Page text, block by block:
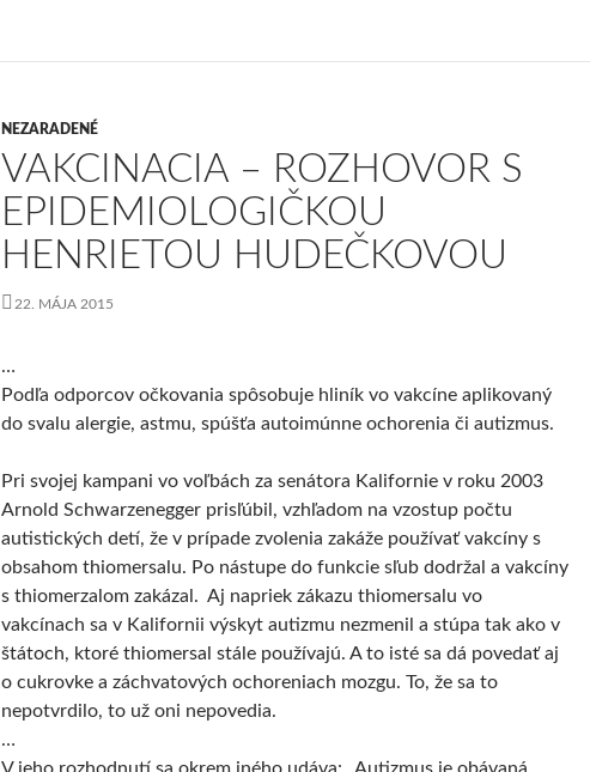
NEZARADENÉ
VAKCINACIA – ROZHOVOR S
EPIDEMIOLOGIČKOU
HENRIETOU HUDEČKOVOU
22. MÁJA 2015
…
Podľa odporcov očkovania spôsobuje hliník vo vakcíne aplikovaný
do svalu alergie, astmu, spúšťa autoimúnne ochorenia či autizmus.
Pri svojej kampani vo voľbách za senátora Kalifornie v roku 2003
Arnold Schwarzenegger prisľúbil, vzhľadom na vzostup počtu
autistických detí, že v prípade zvolenia zakáže používať vakcíny s
obsahom thiomersalu. Po nástupe do funkcie sľub dodržal a vakcíny
s thiomerzalom zakázal. Aj napriek zákazu thiomersalu vo
vakcínach sa v Kalifornii výskyt autizmu nezmenil a stúpa tak ako v
štátoch, ktoré thiomersal stále používajú. A to isté sa dá povedať aj
o cukrovke a záchvatových ochoreniach mozgu. To, že sa to
nepotvrdilo, to už oni nepovedia.
…